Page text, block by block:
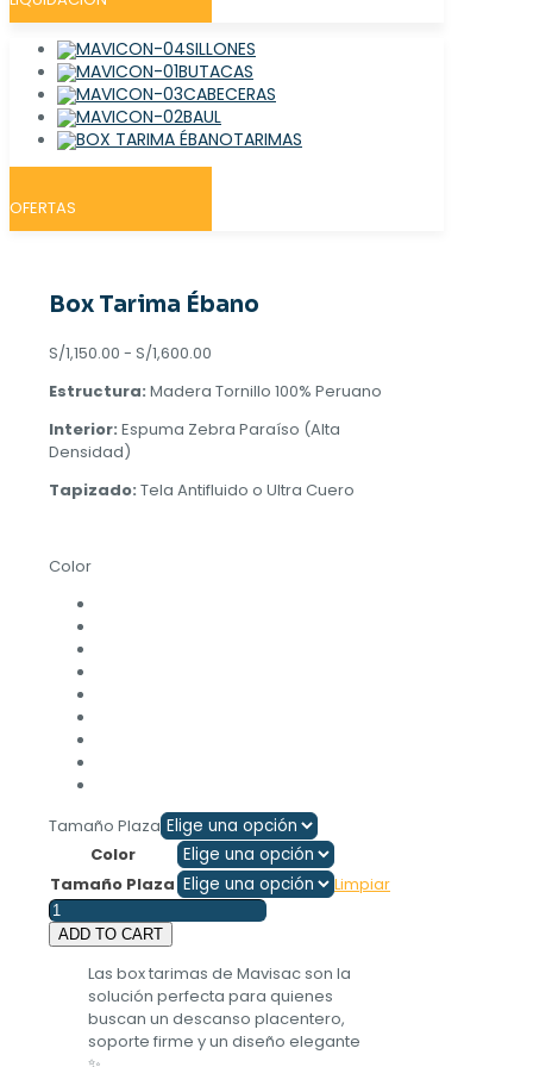
SILLONES
BUTACAS
CABECERAS
BAUL
TARIMAS
OFERTAS
Box Tarima Ébano
S/1,150.00 - S/1,600.00
precios:
desde
S/1,600.00
Estructura: Madera Tornillo 100% Peruano
Interior: Espuma Zebra Paraíso (Alta
Densidad)
Tapizado: Tela Antifluido o Ultra Cuero
Color
Tamaño Plaza
Color
Tamaño Plaza
Limpiar
Box
Tarima
cantidad
ADD TO CART
Las box tarimas de Mavisac son la
solución perfecta para quienes
buscan un descanso placentero,
soporte firme y un diseño elegante